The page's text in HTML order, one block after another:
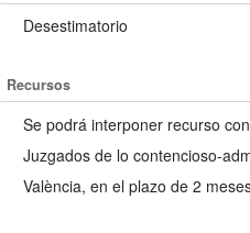
Desestimatorio
Recursos
Se podrá interponer recurso
Juzgados de lo contencioso-
València, en el plazo de 2